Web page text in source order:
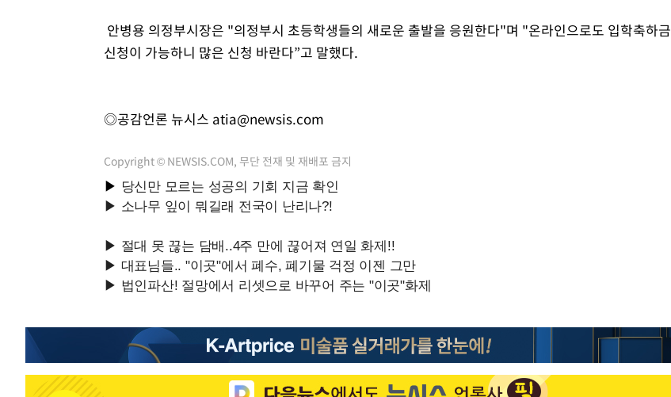
안병용 의정부시장은 "의정부시 초등학생들의 새로운 출발을 응원한다"며 "온라인으로도 입학축하금
신청이 가능하니 많은 신청 바란다”고 말했다.
◎공감언론 뉴시스 atia@newsis.com
Copyright © NEWSIS.COM, 무단 전재 및 재배포 금지